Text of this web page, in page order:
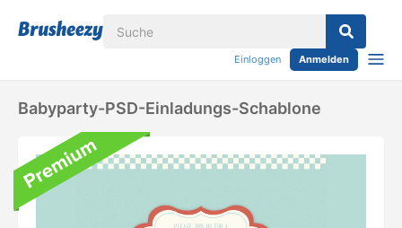
Einloggen Anmelden
Babyparty-PSD-Einladungs-Schablone